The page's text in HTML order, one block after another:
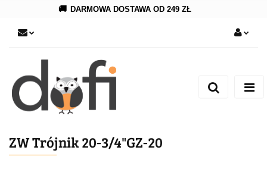
🚚 DARMOWA DOSTAWA OD 249 ZŁ
Zarejestruj się
ZW Trójnik 20-3/4"GZ-20